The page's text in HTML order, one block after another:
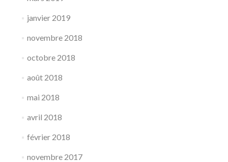
janvier 2019
novembre 2018
octobre 2018
août 2018
mai 2018
avril 2018
février 2018
novembre 2017